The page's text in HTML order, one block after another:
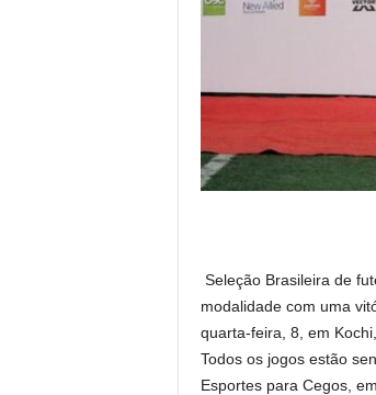
Seleção Brasileira de
modalidade com uma
quarta-feira, 8, em
Todos os jogos estão
Esportes para Cegos,